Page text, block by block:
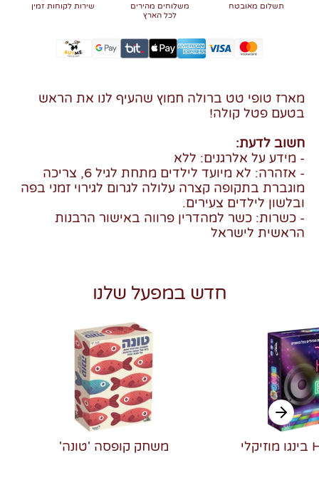
תשלום מאובטח
משלוחים מהירים
לכל הארץ
שירות לקוחות זמין
מארז טופי טט ברולה חמוץ שהעיף לנו את הראש
בטעם פטל קולה!
חשוב לדעת:
- מידע על אלרגנים: ללא
- אזהרה: לא מיועד לילדים מתחת לגיל 6, צריכה
מוגברת בתקופה קצרה עלולה לגרום לגירוי זמני בפה
ובלשון לילדים צעירים.
- כשרות: כשר למהדרין פרווה באישור הרבנות
הראשית לישראל
חדש במפעל שלנו
משחק קופסה 'טונה'